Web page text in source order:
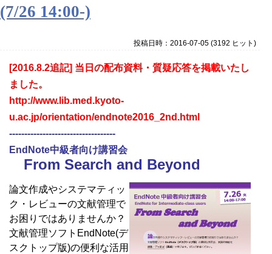
(7/26 14:00-)
投稿日時：2016-07-05(3192 ヒット )
[2016.8.2追記] 当日の配布資料・質疑応答を掲載いたし
ました。
http://www.lib.med.kyoto-
u.ac.jp/orientation/endnote2016_2nd.html
-----------------------------------
EndNote中級者向け講習会
From Search and Beyond
論文作成やシステマティッ
ク・レビューの文献管理で
お困りではありませんか？
文献管理ソフトEndNote(デ
スクトップ版)の便利な活用